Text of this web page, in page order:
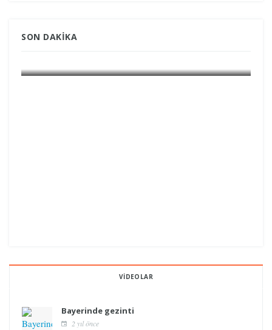
SON DAKIKA
VIDEOLAR
Bayerinde gezinti
2 yıl önce